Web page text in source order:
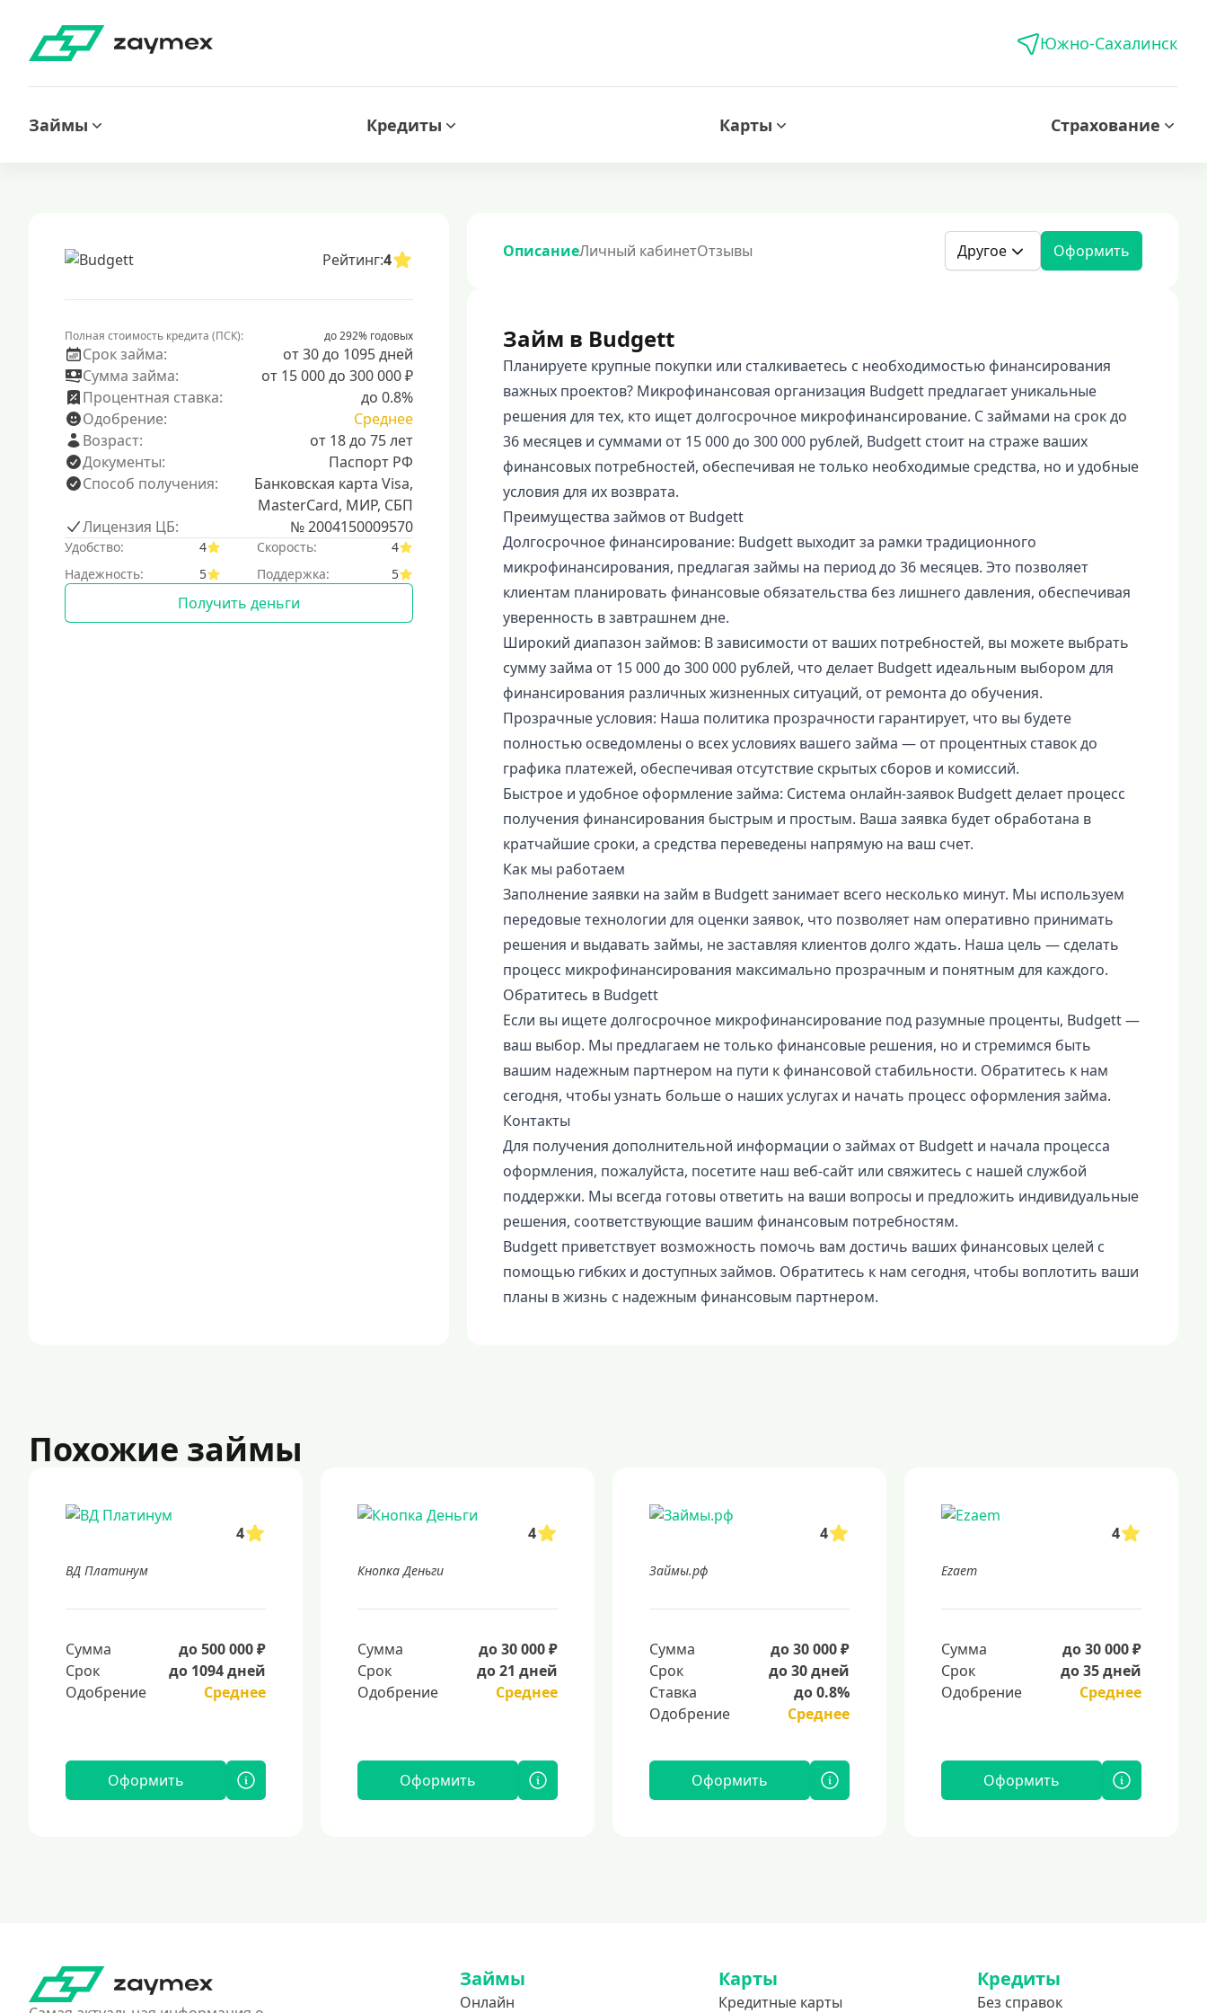
Южно-Сахалинск
Займы Кредиты Карты Страхование
Рейтинг:4
Полная стоимость кредита (ПСК): до 292% годовых
Срок займа:
от 30 до 1095 дней
Сумма займа:
от 15 000 до 300 000 ₽
Процентная ставка:
до 0.8%
Одобрение:
Среднее
Возраст:
от 18 до 75 лет
Документы:
Паспорт РФ
Способ получения:
Банковская карта Visa,
MasterCard, МИР, СБП
Лицензия ЦБ:
№ 2004150009570
Удобство: 4 Скорость:
4
Надежность:
5 Поддержка: 5
Получить деньги
ОписаниеЛичный кабинетОтзывы Другое Оформить
Займ в Budgett
Планируете крупные покупки или сталкиваетесь с необходимостью финансирования
важных проектов? Микрофинансовая организация Budgett предлагает уникальные
решения для тех, кто ищет долгосрочное микрофинансирование. С займами на срок до
36 месяцев и суммами от 15 000 до 300 000 рублей, Budgett стоит на страже ваших
финансовых потребностей, обеспечивая не только необходимые средства, но и удобные
условия для их возврата.
Преимущества займов от Budgett
Долгосрочное финансирование: Budgett выходит за рамки традиционного
микрофинансирования, предлагая займы на период до 36 месяцев. Это позволяет
клиентам планировать финансовые обязательства без лишнего давления, обеспечивая
уверенность в завтрашнем дне.
Широкий диапазон займов: В зависимости от ваших потребностей, вы можете выбрать
сумму займа от 15 000 до 300 000 рублей, что делает Budgett идеальным выбором для
финансирования различных жизненных ситуаций, от ремонта до обучения.
Прозрачные условия: Наша политика прозрачности гарантирует, что вы будете
полностью осведомлены о всех условиях вашего займа — от процентных ставок до
графика платежей, обеспечивая отсутствие скрытых сборов и комиссий.
Быстрое и удобное оформление займа: Система онлайн-заявок Budgett делает процесс
получения финансирования быстрым и простым. Ваша заявка будет обработана в
кратчайшие сроки, а средства переведены напрямую на ваш счет.
Как мы работаем
Заполнение заявки на займ в Budgett занимает всего несколько минут. Мы используем
передовые технологии для оценки заявок, что позволяет нам оперативно принимать
решения и выдавать займы, не заставляя клиентов долго ждать. Наша цель — сделать
процесс микрофинансирования максимально прозрачным и понятным для каждого.
Обратитесь в Budgett
Если вы ищете долгосрочное микрофинансирование под разумные проценты, Budgett —
ваш выбор. Мы предлагаем не только финансовые решения, но и стремимся быть
вашим надежным партнером на пути к финансовой стабильности. Обратитесь к нам
сегодня, чтобы узнать больше о наших услугах и начать процесс оформления займа.
Контакты
Для получения дополнительной информации о займах от Budgett и начала процесса
оформления, пожалуйста, посетите наш веб-сайт или свяжитесь с нашей службой
поддержки. Мы всегда готовы ответить на ваши вопросы и предложить индивидуальные
решения, соответствующие вашим финансовым потребностям.
Budgett приветствует возможность помочь вам достичь ваших финансовых целей с
помощью гибких и доступных займов. Обратитесь к нам сегодня, чтобы воплотить ваши
планы в жизнь с надежным финансовым партнером.
Похожие займы
4
ВД Платинум
Сумма
до 500 000 ₽
Срок
до 1094 дней
Одобрение
Среднее
Оформить
4
Кнопка Деньги
Сумма
до 30 000 ₽
Срок
до 21 дней
Одобрение
Среднее
Оформить
4
Займы.рф
Сумма
до 30 000 ₽
Срок
до 30 дней
Ставка
до 0.8%
Одобрение
Среднее
Оформить
4
Ezaem
Сумма
до 30 000 ₽
Срок
до 35 дней
Одобрение
Среднее
Оформить
Займы
Онлайн
Карты
Кредитные карты
Кредиты
Без справок